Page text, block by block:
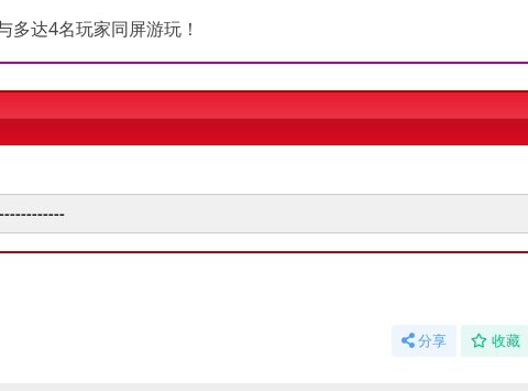
达4名玩家同屏游玩！
分享 收藏